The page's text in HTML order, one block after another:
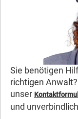
Sie benötigen
richtigen
unser
und